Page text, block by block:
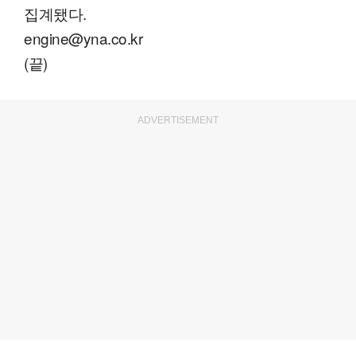
집계됐다.
engine@yna.co.kr
(끝)
ADVERTISEMENT